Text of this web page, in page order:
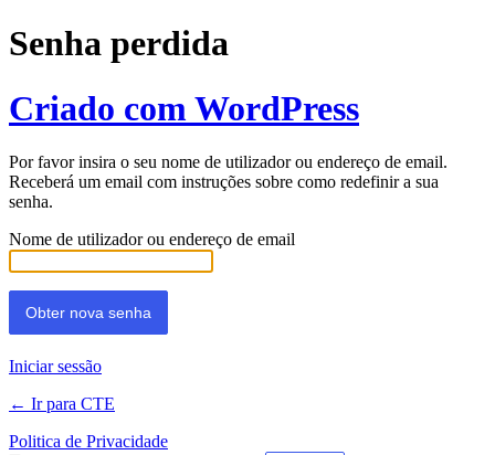
Senha perdida
Criado com WordPress
Por favor insira o seu nome de utilizador ou endereço de email.
Receberá um email com instruções sobre como redefinir a sua
senha.
Nome de utilizador ou endereço de email
Iniciar sessão
← Ir para CTE
Politica de Privacidade